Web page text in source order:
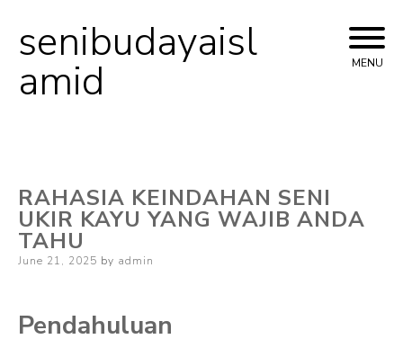
Skip
to
senibudayaisl
amid MENU
RAHASIA KEINDAHAN SENI
UKIR KAYU YANG WAJIB ANDA
TAHU
Posted
June 21, 2025 by admin
Pendahuluan